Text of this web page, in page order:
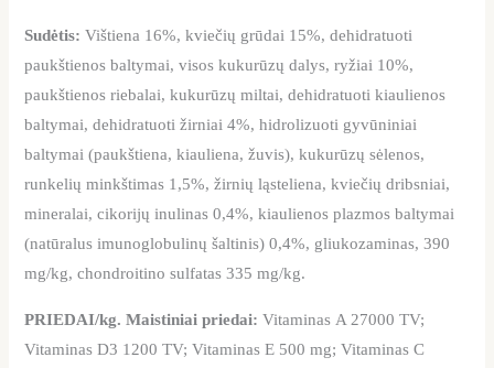
Sudėtis:Vištiena 16%, kviečių grūdai 15%, dehidratuoti
paukštienos baltymai, visos kukurūzų dalys, ryžiai 10%,
paukštienos riebalai, kukurūzų miltai, dehidratuoti kiaulienos
baltymai, dehidratuoti žirniai 4%, hidrolizuoti gyvūniniai
baltymai (paukštiena, kiauliena, žuvis), kukurūzų sėlenos,
runkelių minkštimas 1,5%, žirnių ląsteliena, kviečių dribsniai,
mineralai, cikorijų inulinas 0,4%, kiaulienos plazmos baltymai
(natūralus imunoglobulinų šaltinis) 0,4%, gliukozaminas, 390
mg/kg, chondroitino sulfatas 335 mg/kg.
PRIEDAI/kg. Maistiniai priedai:Vitaminas A 27000 TV;
Vitaminas D3 1200 TV; Vitaminas E 500 mg; Vitaminas C